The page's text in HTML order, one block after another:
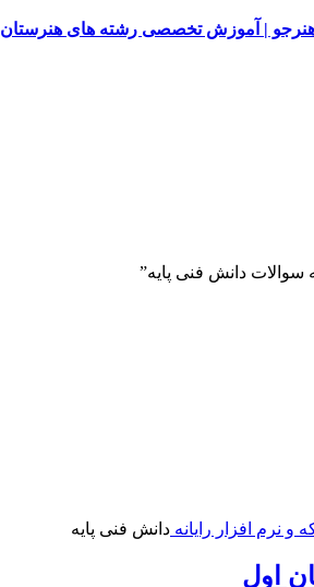
| آموزش تخصصی رشته های هنرستان
دانش فنی پایه”
دانش فنی پایه
اول